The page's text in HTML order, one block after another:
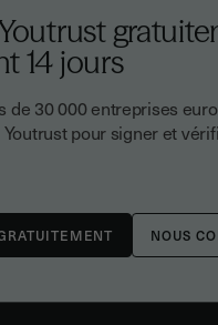
14 jours
de 30 000 entreprises
pour signer et
NOUS